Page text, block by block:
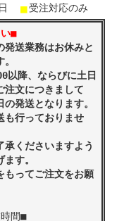
■受注対応のみ
■
発送業務はお休みと
以降、ならびに土日
注文につきまして
発送となります。
も行っておりませ
承くださいますよう
す。
もってご注文をお願
間■